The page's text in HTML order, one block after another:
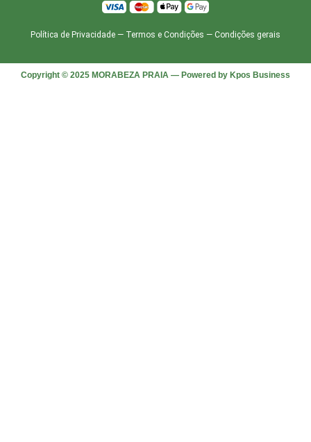
Política de Privacidade — Termos e Condições — Condições gerais
Copyright © 2025 MORABEZA PRAIA — Powered by Kpos Business